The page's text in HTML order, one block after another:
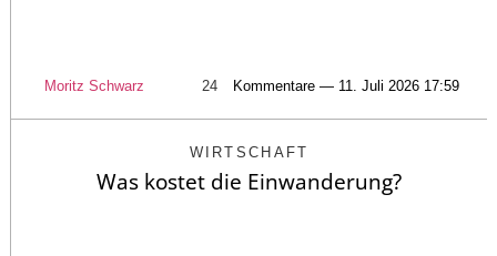
Moritz Schwarz 24 Kommentare — 11. Juli 2026 17:59
WIRTSCHAFT
Was kostet die Einwanderung?